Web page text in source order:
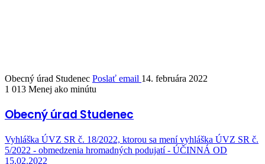
Obecný úrad Studenec Poslať email 14. februára 2022
1 013 Menej ako minútu
Obecný úrad Studenec
Vyhláška ÚVZ SR č. 18/2022, ktorou sa mení vyhláška ÚVZ SR č.
5/2022 - obmedzenia hromadných podujatí - ÚČINNÁ OD
15.02.2022